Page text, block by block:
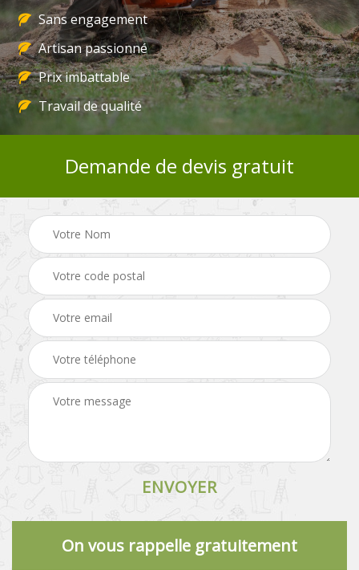
Sans engagement
Artisan passionné
Prix imbattable
Travail de qualité
Demande de devis gratuit
On vous rappelle gratuitement